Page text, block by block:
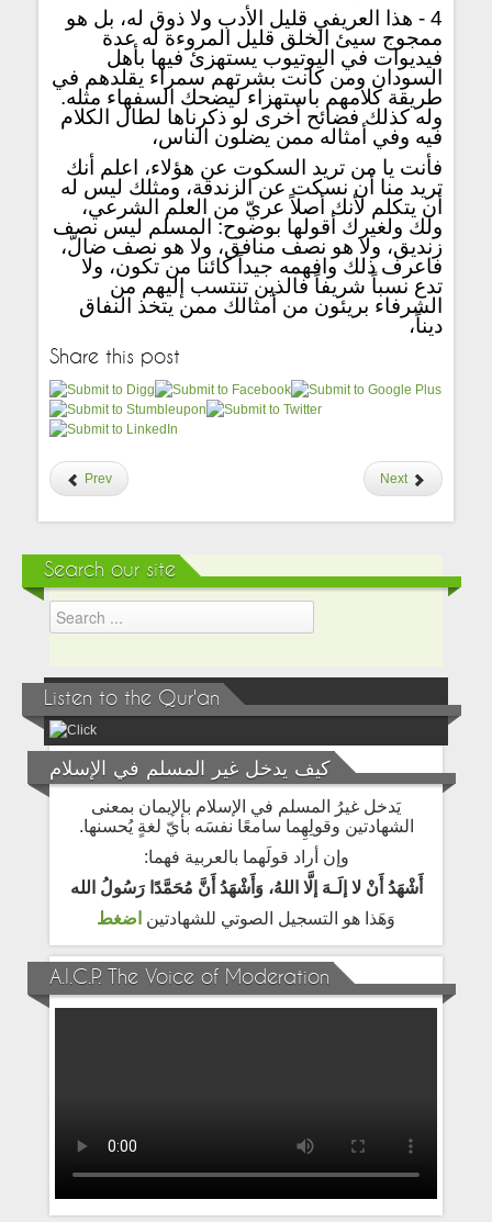
4 - هذا العريفي قليل الأدب ولا ذوق له، بل هو
ممجوج سيئ الخلق قليل المروءة له عدة
فيديوات في اليوتيوب يستهزئ فيها بأهل
السودان ومن كانت بشرتهم سمراء يقلدهم في
طريقة كلامهم باستهزاء ليضحك السفهاء مثله.
وله كذلك فضائح أخرى لو ذكرناها لطال الكلام
فيه وفي أمثاله ممن يضلون الناس،
فأنت يا من تريد السكوت عن هؤلاء، اعلم أنك
تريد منا أن نسكت عن الزندقة، ومثلك ليس له
أن يتكلم لأنك أصلاً عريّ من العلم الشرعي،
ولك ولغيرك أقولها بوضوح: المسلم ليس نصف
زنديق، ولا هو نصف منافق، ولا هو نصف ضالّ،
فاعرف ذلك وافهمه جيداً كائنا من تكون، ولا
تدع نسباً شريفاً فالذين تنتسب إليهم من
الشرفاء بريئون من أمثالك ممن يتخذ النفاق
ديناً،
Share this post
Prev Next
Search our site
Listen to the Qur'an
كيف يدخل غير المسلم في الإسلام
يَدخل غيرُ المسلم في الإسلام بالإيمان بمعنى
الشهادتين وقولِهِما سامعًا نفسَه بأيّ لغةٍ يُحسنها.
وإن أراد قولَهما بالعربية فهما:
أَشْهَدُ أَنْ لا إلَـهَ إلَّا اللهُ، وَأَشْهَدُ أَنَّ مُحَمَّدًا رَسُولُ الله
وَهَذا هو التسجيل الصوتي للشهادتين اضغط
A.I.C.P. The Voice of Moderation